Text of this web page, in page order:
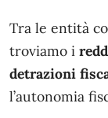
Tra le entità
troviamo i
detrazioni
l’autonomia